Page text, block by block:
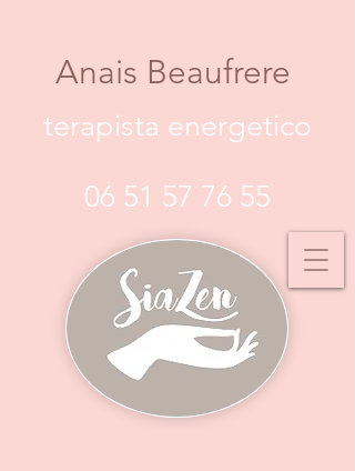
Anais Beaufrere
terapista energetico
06 51 57 76 55